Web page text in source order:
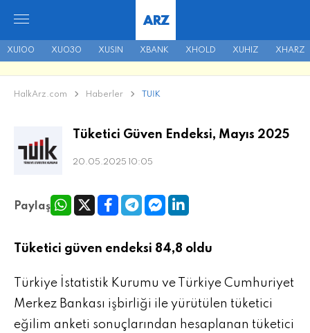
XU100 XU030 XUSIN XBANK XHOLD XUHIZ XHARZ
ARZ
HalkArz.com Haberler TÜİK
Tüketici Güven Endeksi, Mayıs 2025
20.05.2025 10:05
Paylaş
Tüketici güven endeksi 84,8 oldu
Türkiye İstatistik Kurumu ve Türkiye Cumhuriyet
Merkez Bankası işbirliği ile yürütülen tüketici
eğilim anketi sonuçlarından hesaplanan tüketici